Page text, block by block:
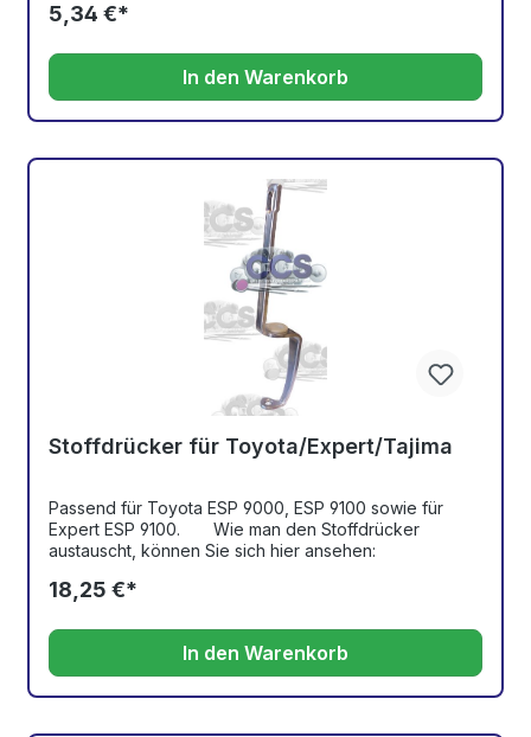
einem Schraubenschlüssel verstellbar. Achtung! Bitte
bestellen!
5,34 €*
In den Warenkorb
Stoffdrücker für Toyota/Expert/Tajima
Passend für Toyota ESP 9000, ESP 9100 sowie für
Expert ESP 9100. Wie man den Stoffdrücker
austauscht, können Sie sich hier ansehen:
18,25 €*
In den Warenkorb